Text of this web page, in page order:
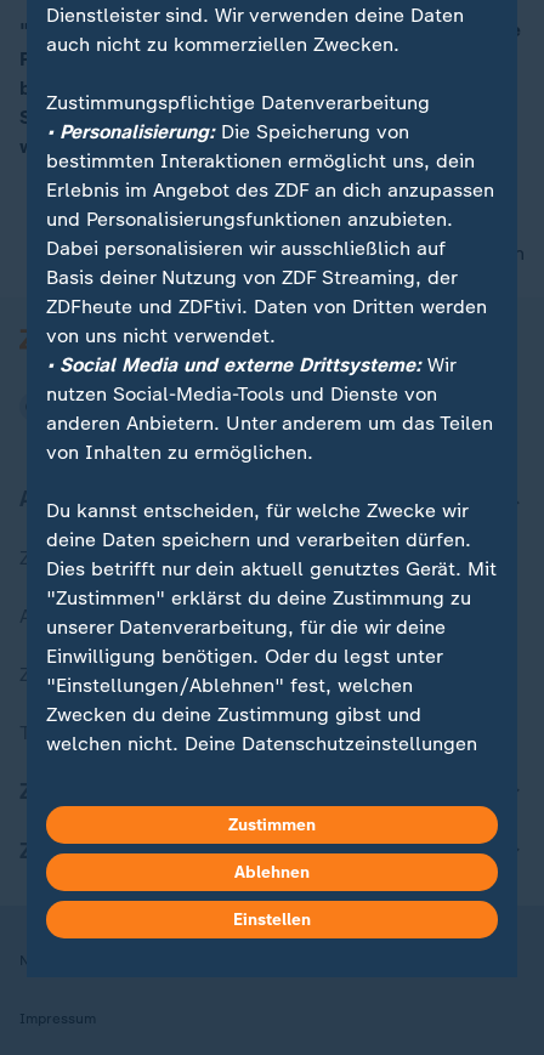
"Wir werden mit den Kolleg:innen aus dem Ausland die
Pflegesituation aufgrund der Demografie nicht
bewältigen", so Christine Vogler, Deutscher Pflegerat.
Stattdessen müssten Arbeitsbedingungen verbessert
werden.
nach oben
Aktuell bei ZDFheute
Zuletzt veröffentlicht
Aktuelle Sendungs-Videos
ZDFheute Stories
Themen im Überblick
ZDFheute Apps
Nutzungsbedingungen
Impressum
Dienstleister sind. Wir verwenden deine Daten
auch nicht zu kommerziellen Zwecken.
Zustimmungspflichtige Datenverarbeitung
• Personalisierung:Die Speicherung von
bestimmten Interaktionen ermöglicht uns, dein
Erlebnis im Angebot des ZDF an dich anzupassen
und Personalisierungsfunktionen anzubieten.
Dabei personalisieren wir ausschließlich auf
Basis deiner Nutzung von ZDF Streaming, der
ZDFheute und ZDFtivi. Daten von Dritten werden
von uns nicht verwendet.
• Social Media und externe Drittsysteme:Wir
nutzen Social-Media-Tools und Dienste von
anderen Anbietern. Unter anderem um das Teilen
von Inhalten zu ermöglichen.
Du kannst entscheiden, für welche Zwecke wir
deine Daten speichern und verarbeiten dürfen.
Dies betrifft nur dein aktuell genutztes Gerät. Mit
"Zustimmen" erklärst du deine Zustimmung zu
unserer Datenverarbeitung, für die wir deine
Einwilligung benötigen. Oder du legst unter
"Einstellungen/Ablehnen" fest, welchen
Zwecken du deine Zustimmung gibst und
welchen nicht. Deine Datenschutzeinstellungen
in deinen Einstellungen widerrufen oder ändern.
Hier findest du das Impressum.
Weitere Informationen findest du in unserer
Datenschutzerklärung.
Zustimmen
Ablehnen
Einstellen